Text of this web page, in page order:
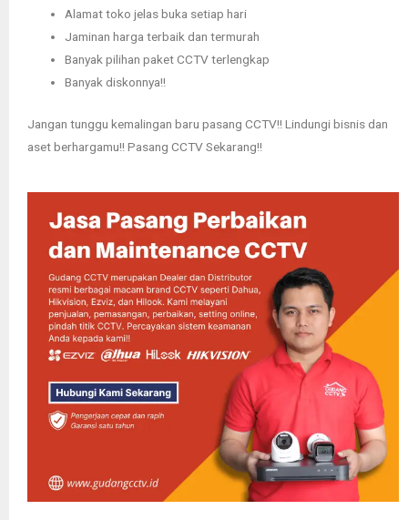
Alamat toko jelas buka setiap hari
Jaminan harga terbaik dan termurah
Banyak pilihan paket CCTV terlengkap
Banyak diskonnya!!
Jangan tunggu kemalingan baru pasang CCTV!! Lindungi bisnis dan
aset berhargamu!! Pasang CCTV Sekarang!!